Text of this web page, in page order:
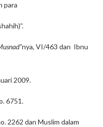
para
nya, VI/463 dan Ibnu
2009.
6751.
2262 dan Muslim dalam